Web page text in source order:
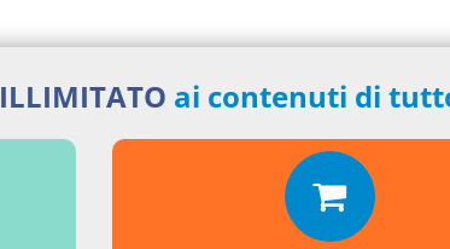
ILLIMITATO ai contenuti di